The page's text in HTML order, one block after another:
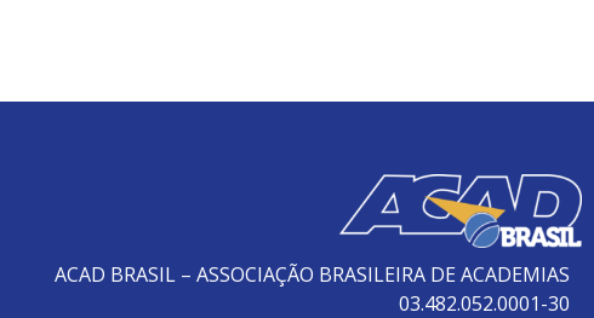
ACAD BRASIL – ASSOCIAÇÃO BRASILEIRA DE ACADEMIAS
03.482.052.0001-30